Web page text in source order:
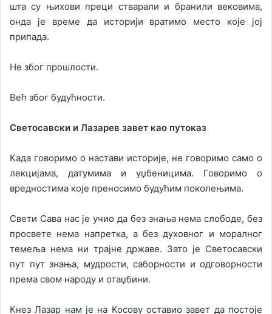
шта су њихови преци стварали и бранили вековима,
онда је време да историји вратимо место које јој
припада.
Не због прошлости.
Већ због будућности.
Светосавски и Лазарев завет као путоказ
Када говоримо о настави историје, не говоримо само о
лекцијама, датумима и уџбеницима. Говоримо о
вредностима које преносимо будућим поколењима.
Свети Сава нас је учио да без знања нема слободе, без
просвете нема напретка, а без духовног и моралног
темеља нема ни трајне државе. Зато је Светосавски
пут пут знања, мудрости, саборности и одговорности
према свом народу и отаџбини.
Кнез Лазар нам је на Косову оставио завет да постоје